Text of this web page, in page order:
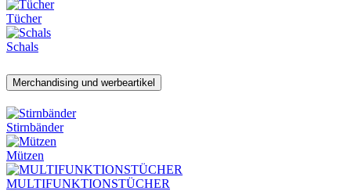
Tücher
Schals
Merchandising und werbeartikel
Stirnbänder
Mützen
MULTIFUNKTIONSTÜCHER